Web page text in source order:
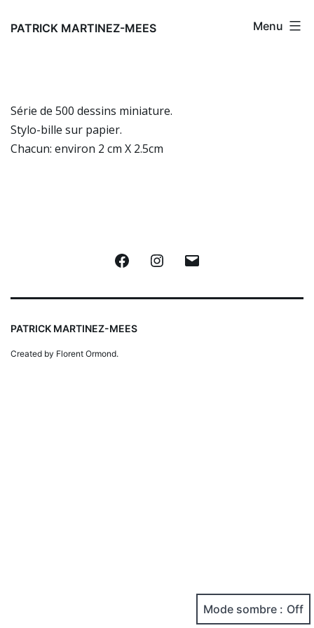
auPATRICK MARTINEZ-MEES Menu
Série de 500 dessins miniature.
Stylo-bille sur papier.
Chacun: environ 2 cm X 2.5cm
FacebookInstagram
PATRICK MARTINEZ-MEES
Created by Florent Ormond.
Mode sombre :